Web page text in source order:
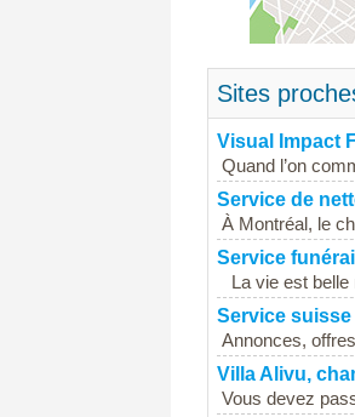
Sites
Visual Impact
Quand l’on
Service de
À Montréal, le
Service
La vie est belle
Service
Annonces,
Villa Alivu,
Vous devez